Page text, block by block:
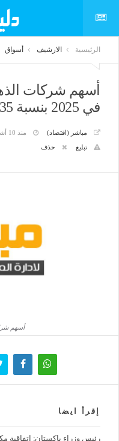
الرئيسية الارشيف أسواق
أسهم شركات
في 2025 بنسبة 135%
مباشر (اقتصاد) منذ 10 أشهر
تبليغ
حذف
أسهم شركات
إقرأ ايضا
رئيس وزراء باكستان: اتفاقية